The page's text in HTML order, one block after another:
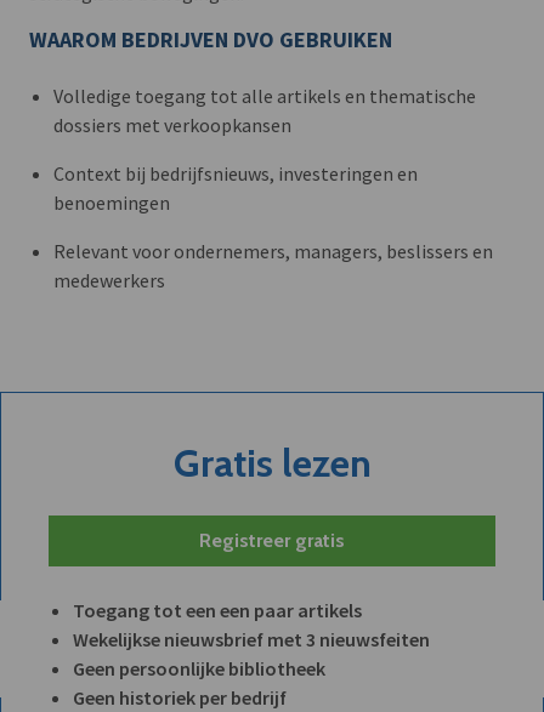
WAAROM BEDRIJVEN DVO GEBRUIKEN
Volledige toegang tot alle artikels en thematische
dossiers met verkoopkansen
Context bij bedrijfsnieuws, investeringen en
benoemingen
Relevant voor ondernemers, managers, beslissers en
medewerkers
Gratis lezen
Registreer gratis
Toegang tot een een paar artikels
Wekelijkse nieuwsbrief met 3 nieuwsfeiten
Geen persoonlijke bibliotheek
Geen historiek per bedrijf